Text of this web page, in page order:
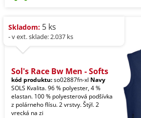
Skladom: 5 ks
- v ext. sklade: 2.037 ks
Sol's Race Bw Men - Softs
kód produktu:so02887fn-xl Navy
SOLS Kvalita. 96 % polyester, 4 %
elastan. 100 % polyesterová podšívka
z polárneho flísu. 2 vrstvy. Štýl. 2
vrecká na zi